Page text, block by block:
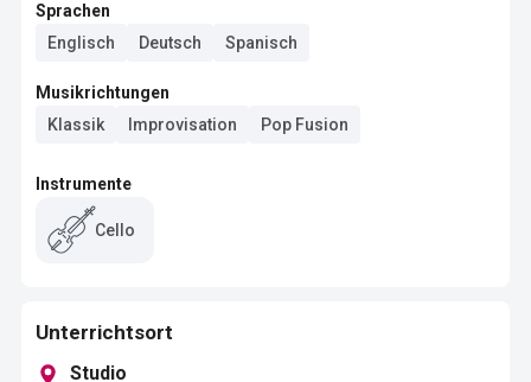
Sprachen
Englisch
Deutsch Spanisch
Musikrichtungen
Klassik
Improvisation Pop Fusion
Instrumente
Cello
Unterrichtsort
Studio